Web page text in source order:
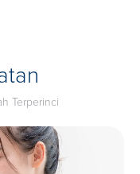
Berpatutan:
dari RM5,950,
dengan keadaan
gigi anda.
Mana Yang Sesuai untuk
Anda?
Terperinci